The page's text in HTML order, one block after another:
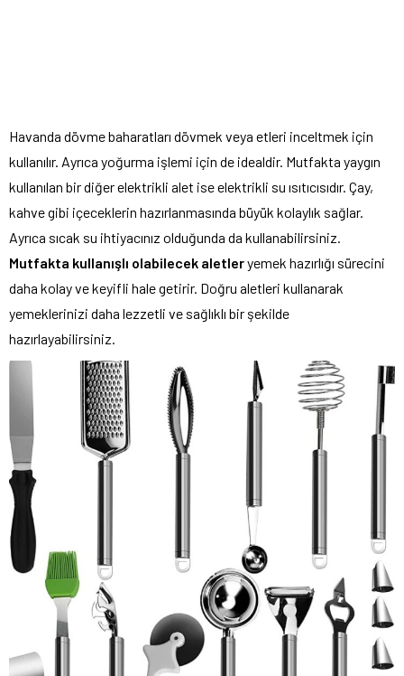
Havanda dövme baharatları dövmek veya etleri inceltmek için
kullanılır. Ayrıca yoğurma işlemi için de idealdir. Mutfakta yaygın
kullanılan bir diğer elektrikli alet ise elektrikli su ısıtıcısıdır. Çay,
kahve gibi içeceklerin hazırlanmasında büyük kolaylık sağlar.
Ayrıca sıcak su ihtiyacınız olduğunda da kullanabilirsiniz.
Mutfakta kullanışlı olabilecek aletleryemek hazırlığı sürecini
daha kolay ve keyifli hale getirir. Doğru aletleri kullanarak
yemeklerinizi daha lezzetli ve sağlıklı bir şekilde
hazırlayabilirsiniz.